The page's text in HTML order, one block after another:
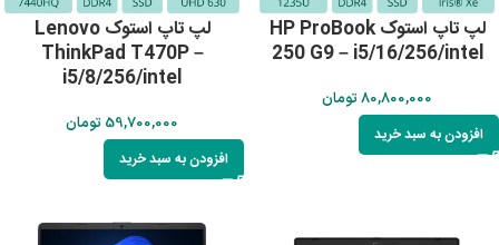
لپ تاپ استوک HP ProBook
250 G9 – i5/16/256/intel
80,800,000تومان
افزودن به سبد خرید
لپ تاپ استوک Lenovo
ThinkPad T470P –
i5/8/256/intel
59,700,000 تومان
افزودن به سبد خرید